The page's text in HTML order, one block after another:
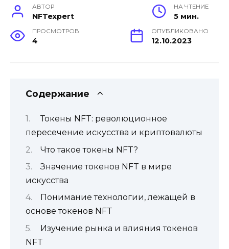
АВТОР
NFTexpert
НА ЧТЕНИЕ
5 мин.
ПРОСМОТРОВ
4
ОПУБЛИКОВАНО
12.10.2023
Содержание
Токены NFT: революционное
пересечение искусства и криптовалюты
Что такое токены NFT?
Значение токенов NFT в мире
искусства
Понимание технологии, лежащей в
основе токенов NFT
Изучение рынка и влияния токенов
NFT